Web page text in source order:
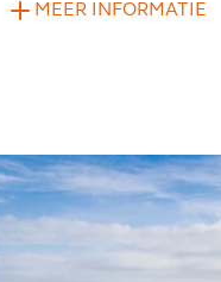
MEER INFORMATIE